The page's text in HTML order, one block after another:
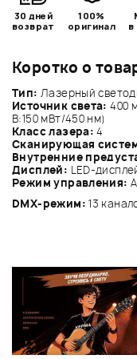
Коротко о
Тип: Лазерный
Источник света:400
B:150 мВт/450 нм)
Класс лазера: 4
Cканирующая
Внутренние
Дисплей: LED-
Режим управления:
DMX-режим:13
30 дней
возврат
100%
оригинал
в